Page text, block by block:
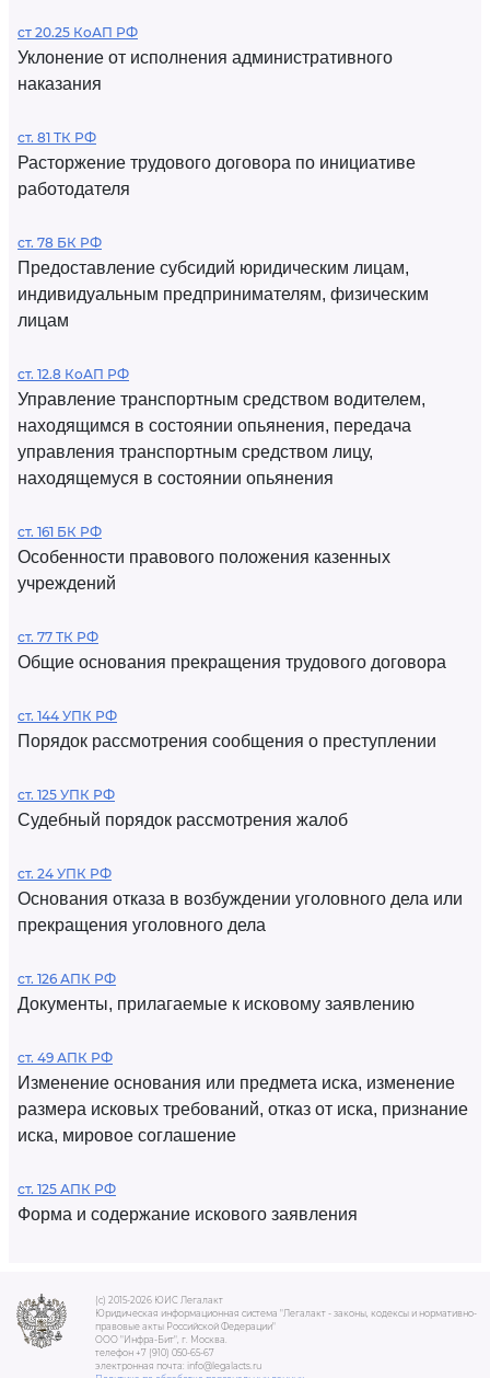
ст 20.25 КоАП РФ
Уклонение от исполнения административного
наказания
ст. 81 ТК РФ
Расторжение трудового договора по инициативе
работодателя
ст. 78 БК РФ
Предоставление субсидий юридическим лицам,
индивидуальным предпринимателям, физическим
лицам
ст. 12.8 КоАП РФ
Управление транспортным средством водителем,
находящимся в состоянии опьянения, передача
управления транспортным средством лицу,
находящемуся в состоянии опьянения
ст. 161 БК РФ
Особенности правового положения казенных
учреждений
ст. 77 ТК РФ
Общие основания прекращения трудового договора
ст. 144 УПК РФ
Порядок рассмотрения сообщения о преступлении
ст. 125 УПК РФ
Судебный порядок рассмотрения жалоб
ст. 24 УПК РФ
Основания отказа в возбуждении уголовного дела или
прекращения уголовного дела
ст. 126 АПК РФ
Документы, прилагаемые к исковому заявлению
ст. 49 АПК РФ
Изменение основания или предмета иска, изменение
размера исковых требований, отказ от иска, признание
иска, мировое соглашение
ст. 125 АПК РФ
Форма и содержание искового заявления
(c) 2015-2026 ЮИС Легалакт
Юридическая информационная система "Легалакт - законы, кодексы и нормативно-
правовые акты Российской Федерации"
ООО "Инфра-Бит", г. Москва.
телефон +7 (910) 050-65-67
электронная почта: info@legalacts.ru